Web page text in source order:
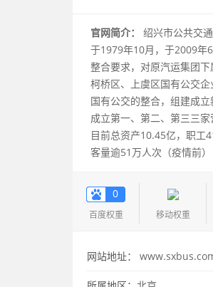
官网简介：
绍兴市公共交
于1979年10月，于2009年
整合要求，对原汽运集团
柯桥区、上虞区国有公交
国有公交的整合，组建成
成立第一、第二、第三三
目前总资产10.45亿，职工
客量逾51万人次（疫情前）
0
百度权重 移动权重
网站地址：